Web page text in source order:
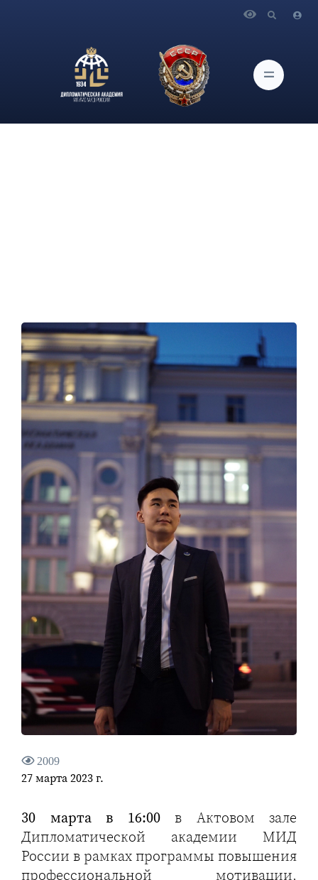
академии МИД России в рамках программы повышения
профессиональной мотивации, наставничества и
преемственности поколений «Векторы успеха» состоится
встреча с выпускником бакалаврита Дипакадемии,
2009
27 марта 2023 г.
30 марта в 16:00в Актовом зале
Дипломатической академии МИД
России в рамках программы повышения
профессиональной мотивации,